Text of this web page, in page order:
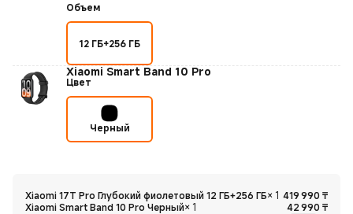
Объем
12 ГБ+256 ГБ
Xiaomi Smart Band 10 Pro
Цвет
Черный
Xiaomi 17T Pro Глубокий фиолетовый 12 ГБ+256 ГБ× 1 419 990 ₸
Xiaomi Smart Band 10 Pro Черный× 1 42 990 ₸